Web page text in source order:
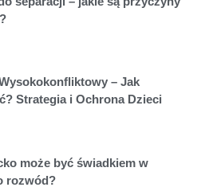
– Jak
Strategia i Ochrona Dzieci
może być świadkiem w
rozwód?